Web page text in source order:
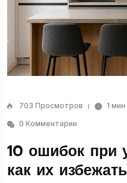
703 Просмотров
1
0 Комментарии
10 ошибок при
как их избежать